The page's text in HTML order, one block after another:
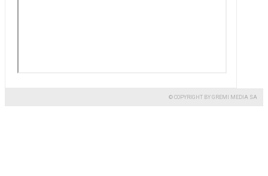
© COPYRIGHT BY GREMI MEDIA SA